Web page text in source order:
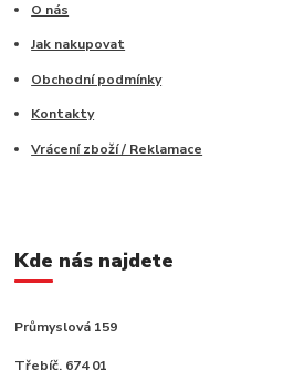
O nás
Jak nakupovat
Obchodní podmínky
Kontakty
Vrácení zboží / Reklamace
Kde nás najdete
Průmyslová 159
Třebíč, 674 01